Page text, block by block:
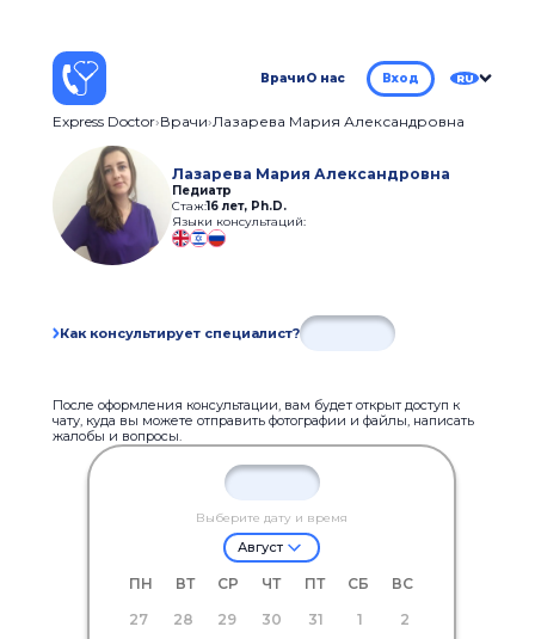
ВрачиО нас Вход RU
Express Doctor Врачи Лазарева Мария Александровна
Лазарева Мария Александровна
Педиатр
Стаж:16 лет, Ph.D.
Языки консультаций:
Как консультирует специалист?
После оформления консультации, вам будет открыт доступ к
чату, куда вы можете отправить фотографии и файлы, написать
жалобы и вопросы.
Выберите дату и время
Август
ПН ВТ СР ЧТ ПТ СБ
ВС
27
28 29 30 31 1
2